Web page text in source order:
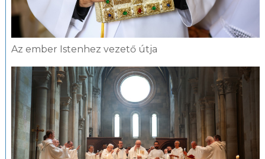
Az ember Istenhez vezető útja